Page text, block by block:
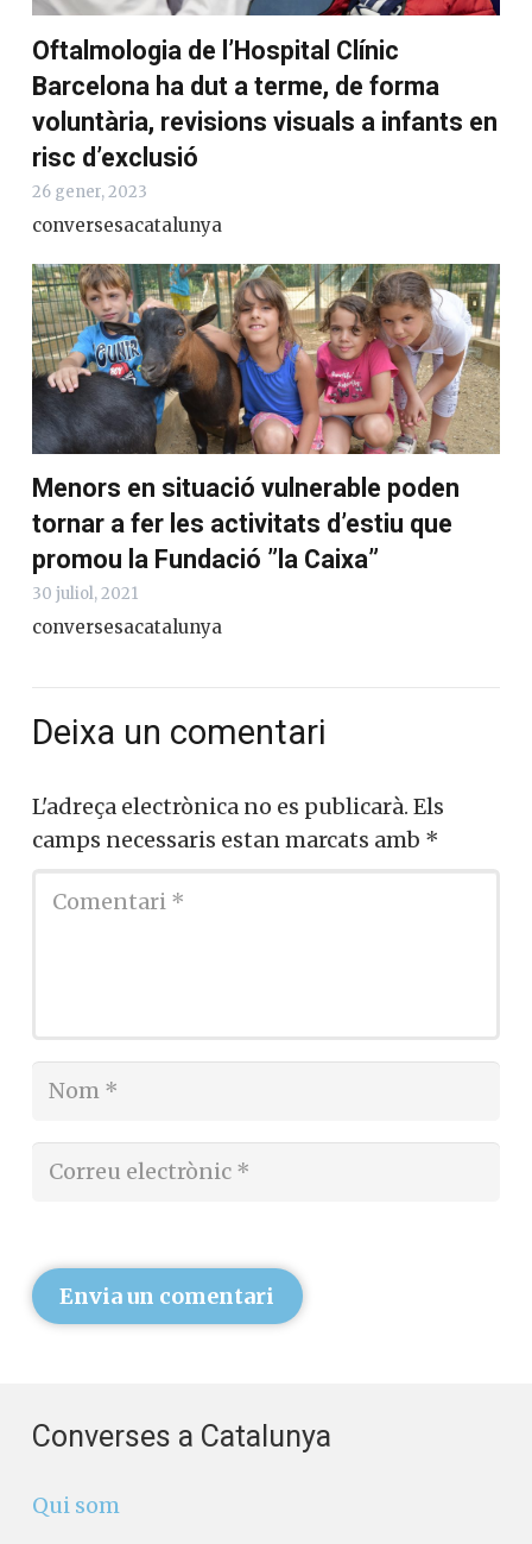
Oftalmologia de l’Hospital Clínic
Barcelona ha dut a terme, de forma
voluntària, revisions visuals a infants en
risc d’exclusió
26 gener, 2023
conversesacatalunya
Menors en situació vulnerable poden
tornar a fer les activitats d’estiu que
promou la Fundació ”la Caixa”
30 juliol, 2021
conversesacatalunya
Deixa un comentari
L'adreça electrònica no es publicarà. Els
camps necessaris estan marcats amb *
Envia un comentari
Converses a Catalunya
Qui som